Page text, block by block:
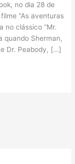
no dia 28 de
“As aventuras
no clássico “Mr.
quando Sherman,
Dr. Peabody, […]